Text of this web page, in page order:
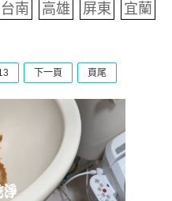
台南 高雄 屏東
宜蘭
下一頁 頁尾